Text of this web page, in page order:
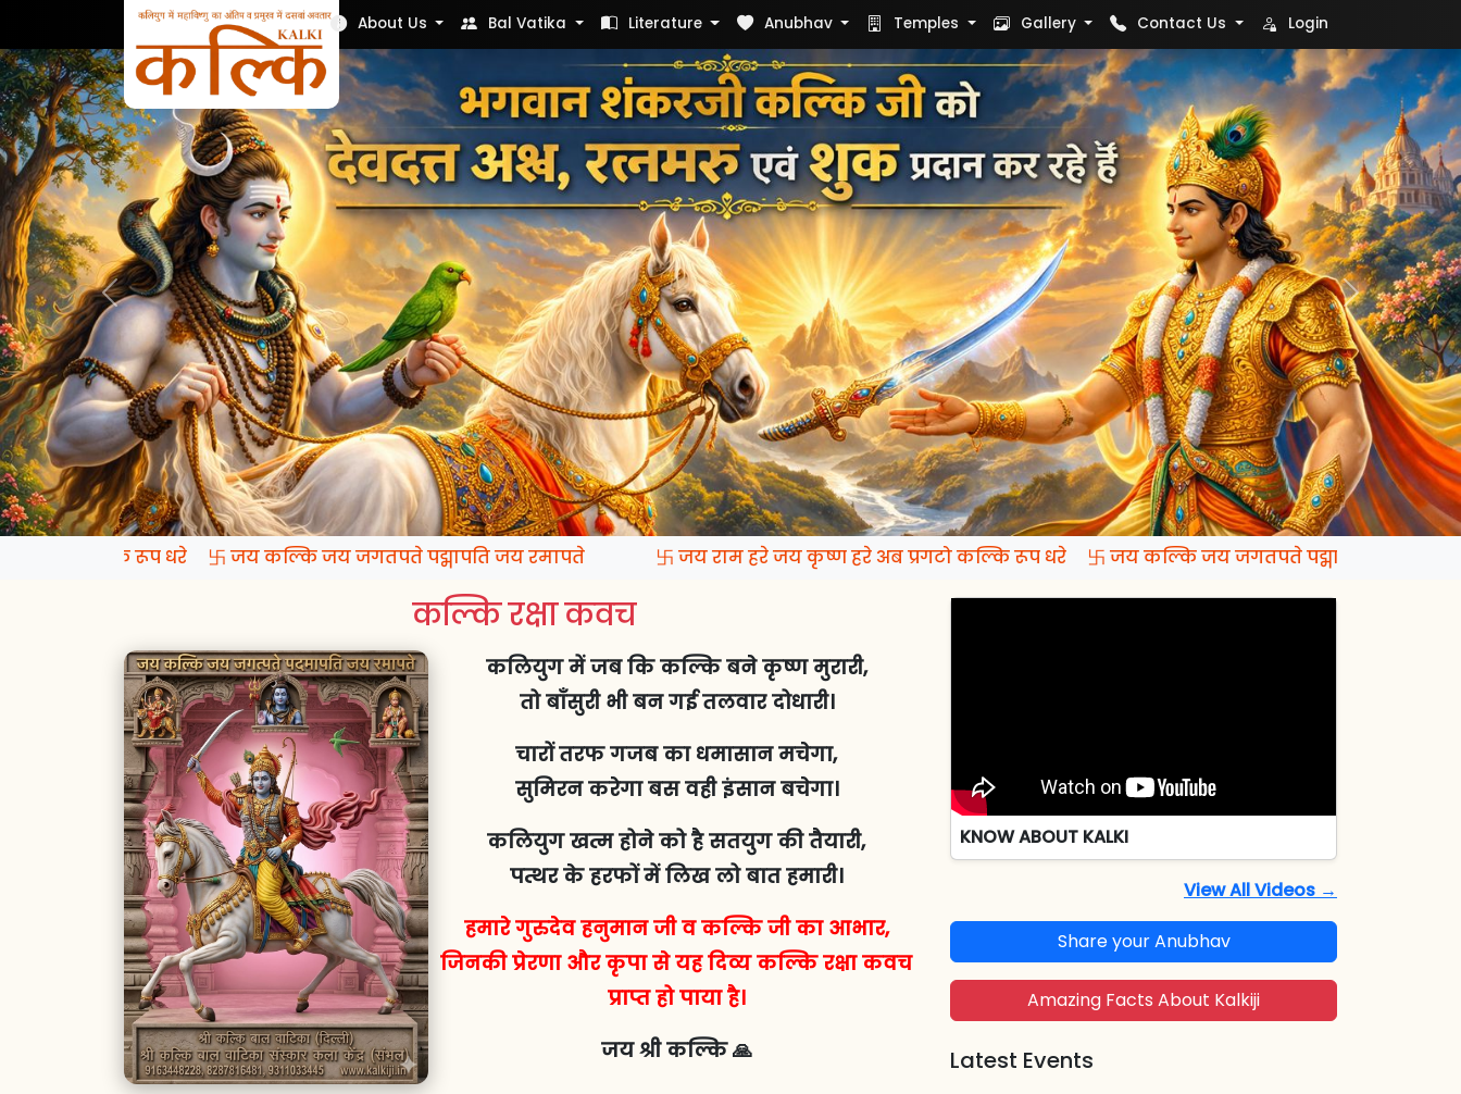
Nek Soch About Us Bal Vatika Literature Anubhav Temples Gallery Contact Us Login
कल्कि रूप धरे 卐 जय कल्कि जय जगतपते पद्मापति जय रमापते 卐 जय राम हरे जय कृष्ण हरे अब प्रगटो कल्कि रूप धरे 卐 जय कल्कि जय जगतपते पद्मापति जय रमापते
कल्कि रक्षा कवच
कलियुग में जब कि कल्कि बने कृष्ण मुरारी,
तो बाँसुरी भी बन गई तलवार दोधारी।
चारों तरफ गजब का धमासान मचेगा,
सुमिरन करेगा बस वही इंसान बचेगा।
कलियुग खत्म होने को है सतयुग की तैयारी,
पत्थर के हरफों में लिख लो बात हमारी।
हमारे गुरुदेव हनुमान जी व कल्कि जी का आभार,
जिनकी प्रेरणा और कृपा से यह दिव्य कल्कि रक्षा कवच
प्राप्त हो पाया है।
जय श्री कल्कि 🙏
KNOW ABOUT KALKI
View All Videos →
Share your Anubhav
Amazing Facts About Kalkiji
Latest Events